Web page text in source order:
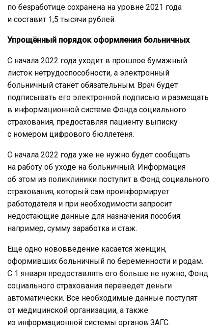
по безработице сохранена на уровне 2021 года
и составит 1,5 тысячи рублей.
Упрощённый порядок оформления больничных
С начала 2022 года уходит в прошлое бумажный
листок нетрудоспособности, а электронный
больничный станет обязательным. Врач будет
подписывать его электронной подписью и размещать
в информационной системе Фонда социального
страхования, предоставляя пациенту выписку
с номером цифрового бюллетеня.
С начала 2022 года уже не нужно будет сообщать
на работу об уходе на больничный. Информация
об этом из поликлиники поступит в Фонд социального
страхования, который сам проинформирует
работодателя и при необходимости запросит
недостающие данные для назначения пособия:
например, сумму заработка и стаж.
Ещё одно нововведение касается женщин,
оформивших больничный по беременности и родам.
С 1 января предоставлять его больше не нужно, Фонд
социального страхования переведет деньги
автоматически. Все необходимые данные поступят
от медицинской организации, а также
из информационной системы органов ЗАГС.